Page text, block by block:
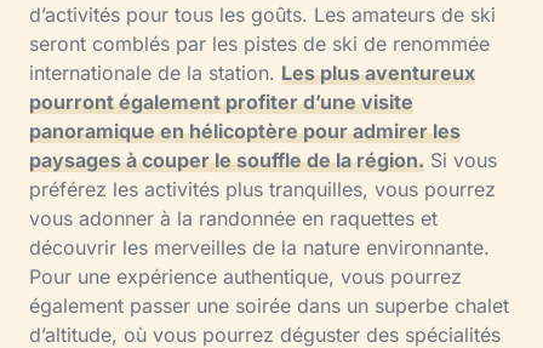
d’activités pour tous les goûts. Les amateurs de ski
seront comblés par les pistes de ski de renommée
internationale de la station. Les plus aventureux
pourront également profiter d’une visite
panoramique en hélicoptère pour admirer les
paysages à couper le souffle de la région. Si vous
préférez les activités plus tranquilles, vous pourrez
vous adonner à la randonnée en raquettes et
découvrir les merveilles de la nature environnante.
Pour une expérience authentique, vous pourrez
également passer une soirée dans un superbe chalet
d’altitude, où vous pourrez déguster des spécialités